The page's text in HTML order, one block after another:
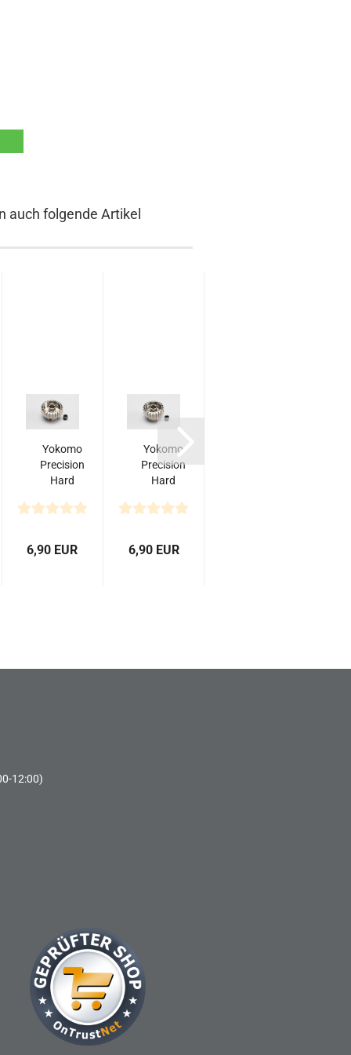
auch folgende Artikel
Yokomo
Precision
Hard
Aluminum
Gear
6,90 EUR
Yokomo
Precision
Hard
Aluminum
Gear
6,90 EUR
12:00)